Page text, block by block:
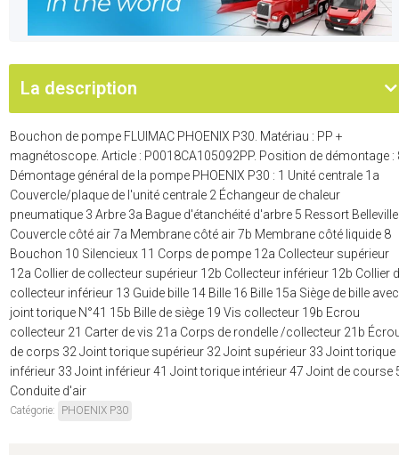
La description
Bouchon de pompe FLUIMAC PHOENIX P30. Matériau : PP +
magnétoscope. Article : P0018CA105092PP. Position de démontage :
Démontage général de la pompe PHOENIX P30 : 1 Unité centrale 1a
Couvercle/plaque de l'unité centrale 2 Échangeur de chaleur
pneumatique 3 Arbre 3a Bague d'étanchéité d'arbre 5 Ressort
Couvercle côté air 7a Membrane côté air 7b Membrane côté liquide 8
Bouchon 10 Silencieux 11 Corps de pompe 12a Collecteur supérieur
12a Collier de collecteur supérieur 12b Collecteur inférieur 12b Collier
collecteur inférieur 13 Guide bille 14 Bille 16 Bille 15a Siège de bille avec
joint torique N°41 15b Bille de siège 19 Vis collecteur 19b Ecrou
collecteur 21 Carter de vis 21a Corps de rondelle /collecteur 21b
de corps 32 Joint torique supérieur 32 Joint supérieur 33 Joint torique
inférieur 33 Joint inférieur 41 Joint torique intérieur 47 Joint de course
Conduite d'air
Catégorie: PHOENIX P30